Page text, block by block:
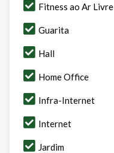
Fitness ao Ar Livre
Guarita
Hall
Home Office
Infra-Internet
Internet
Jardim